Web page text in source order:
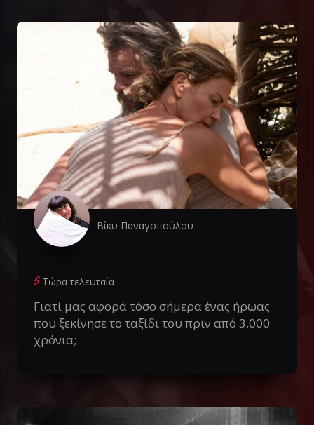
Βίκυ Παναγοπούλου
Τώρα τελευταία
Γιατί μας αφορά τόσο σήμερα ένας ήρωας
που ξεκίνησε το ταξίδι του πριν από 3.000
χρόνια;